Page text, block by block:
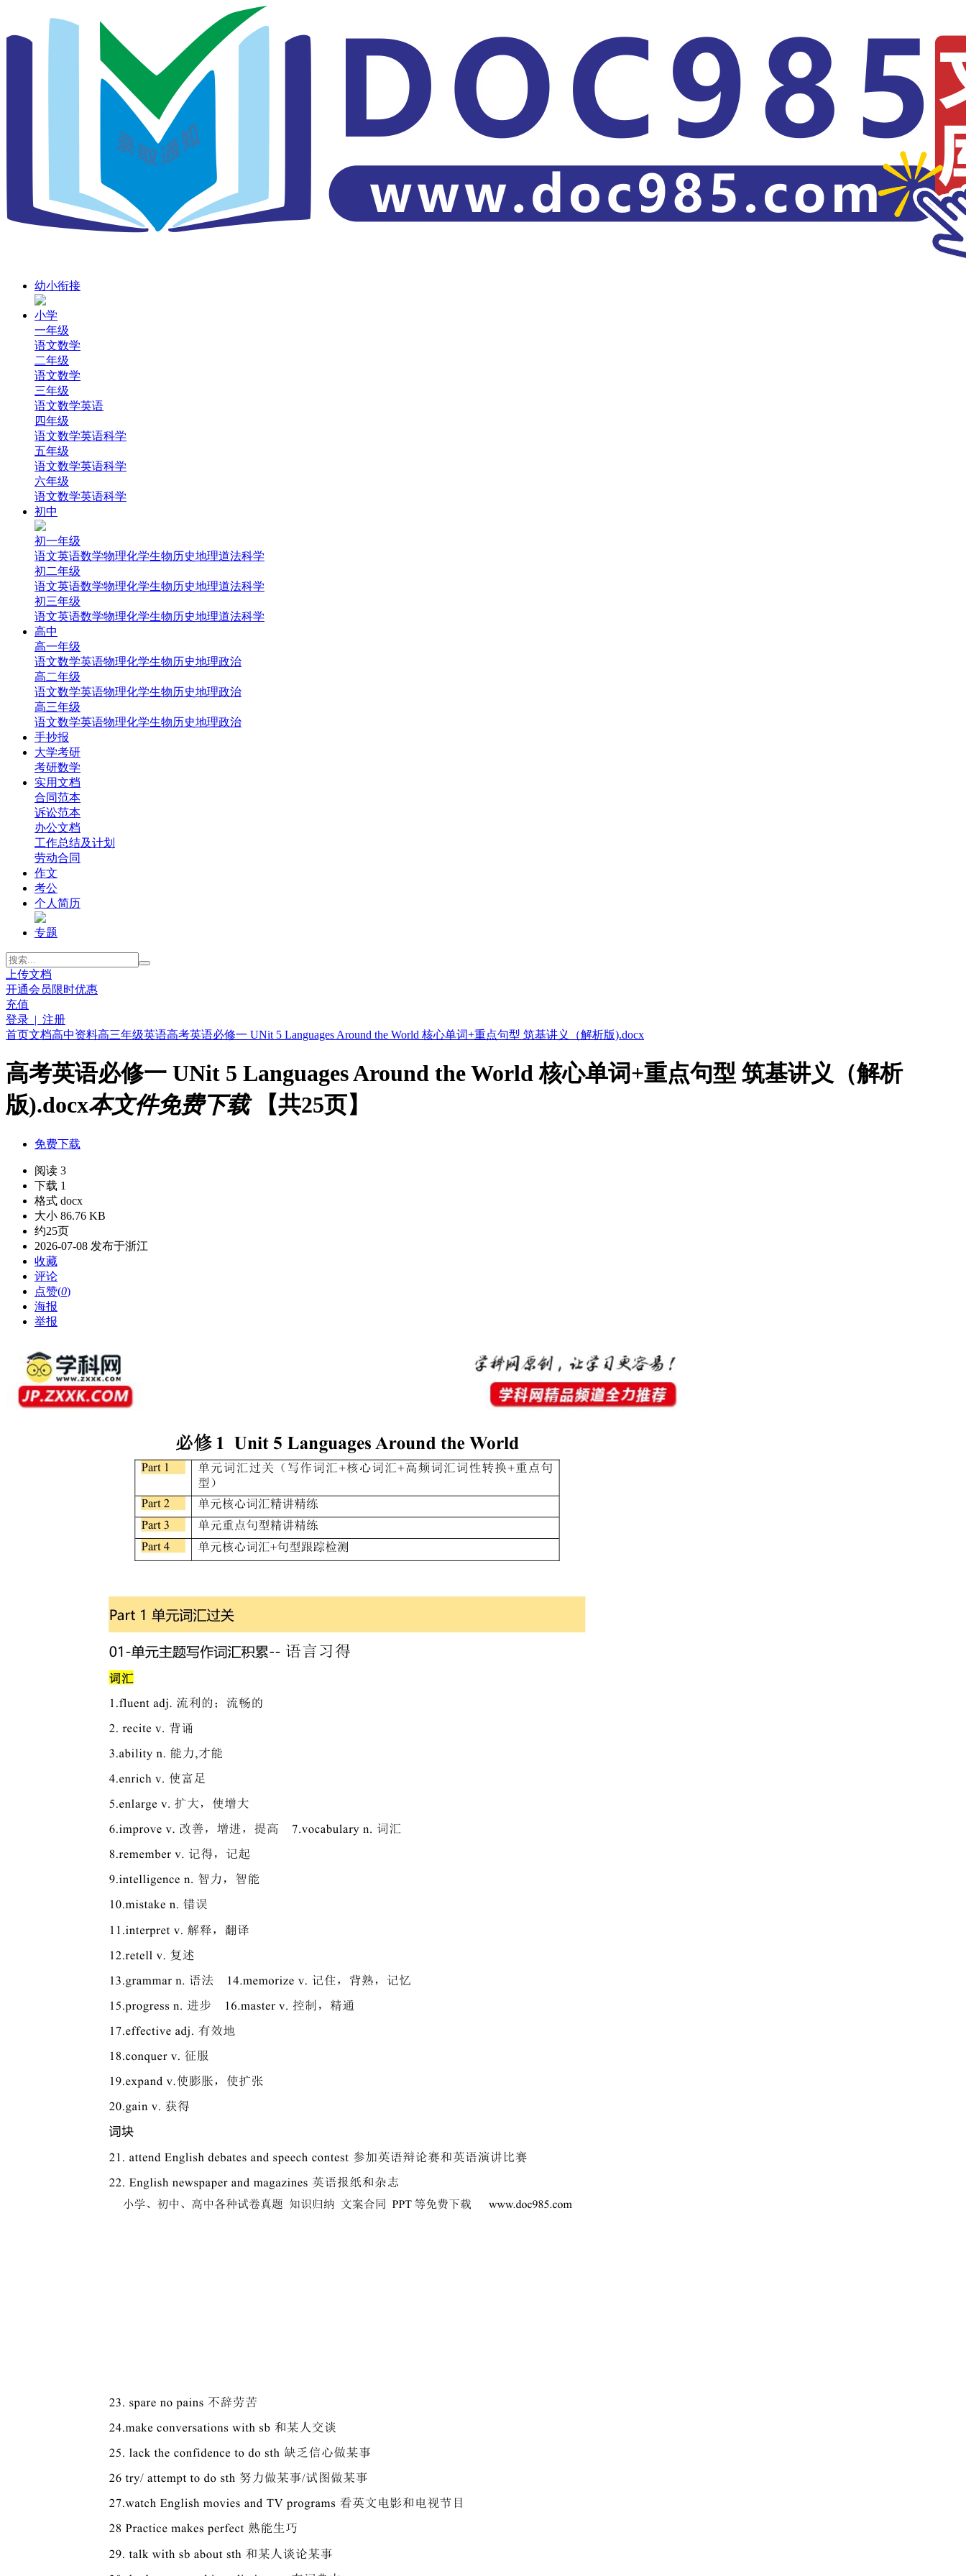
幼小衔接
小学
一年级
语文数学
二年级
语文数学
三年级
语文数学英语
四年级
语文数学英语科学
五年级
语文数学英语科学
六年级
语文数学英语科学
初中
初一年级
语文英语数学物理化学生物历史地理道法科学
初二年级
语文英语数学物理化学生物历史地理道法科学
初三年级
语文英语数学物理化学生物历史地理道法科学
高中
高一年级
‌语文‌数学英语‌物理‌化学‌生物‌历史‌地理‌‌政治‌
高二年级
‌语文‌数学英语‌物理‌化学‌生物‌历史‌地理‌‌政治‌
高三年级
‌语文‌数学英语‌物理‌化学‌生物‌历史‌地理‌政治
手抄报
大学考研
考研数学
实用文档
合同范本
诉讼范本
办公文档
工作总结及计划
劳动合同
作文
考公
个人简历
专题
上传文档
开通会员限时优惠
充值
登录 | 注册
首页文档高中资料高三年级英语高考英语必修一 UNit 5 Languages Around the World 核心单词+重点句型 筑基讲义（解析版).docx
高考英语必修一 UNit 5 Languages Around the World 核心单词+重点句型 筑基讲义（解析
版).docx本文件免费下载【共25页】
免费下载
阅读 3
下载 1
格式 docx
大小 86.76 KB
约25页
2026-07-08 发布于浙江
收藏
评论
点赞(0)
海报
举报